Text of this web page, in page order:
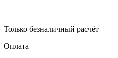
Только безналичный расчёт
Оплата